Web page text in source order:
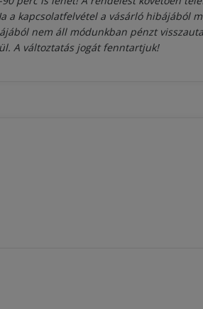
a kapcsolatfelvétel a vásárló hibájából
nem áll módunkban pénzt
A változtatás jogát fenntartjuk!